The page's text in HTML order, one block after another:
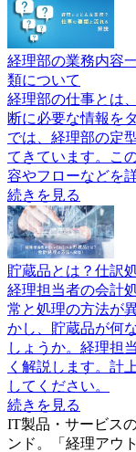
経理部の業務内容
類について
経理部の仕事とは
断に必要な情報を
では、経理部の定
てきています。こ
容やフローなどを
続きを見る
貯蔵品とは？仕訳
経理担当者の会計
常と処理の方法が
かし、貯蔵品が何
しょうか。経理担
く解説します。計
してください。
続きを見る
IT製品・サービス
ンド。「 経理アウ